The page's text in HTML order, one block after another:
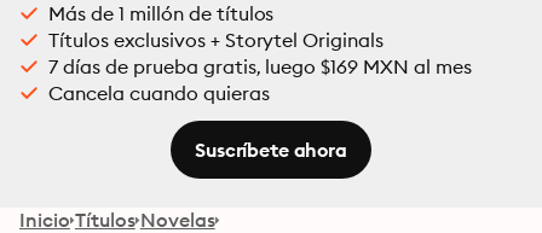
Más de 1 millón de títulos
Títulos exclusivos + Storytel Originals
7 días de prueba gratis, luego $169 MXN al mes
Cancela cuando quieras
Suscríbete ahora
Inicio Títulos Novelas